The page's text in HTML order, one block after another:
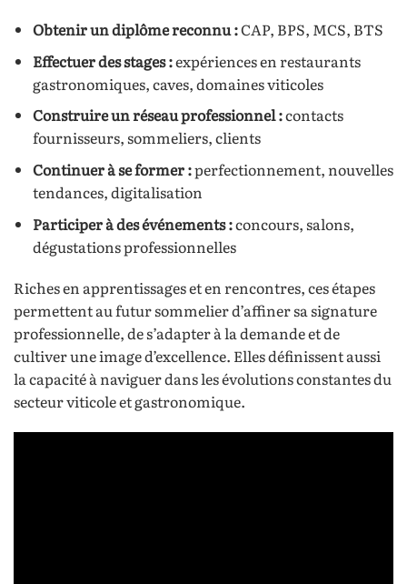
Obtenir un diplôme reconnu :CAP, BPS, MCS, BTS
Effectuer des stages :expériences en restaurants
gastronomiques, caves, domaines viticoles
Construire un réseau professionnel :contacts
fournisseurs, sommeliers, clients
Continuer à se former :perfectionnement, nouvelles
tendances, digitalisation
Participer à des événements :concours, salons,
dégustations professionnelles
Riches en apprentissages et en rencontres, ces étapes
permettent au futur sommelier d’affiner sa signature
professionnelle, de s’adapter à la demande et de
cultiver une image d’excellence. Elles définissent aussi
la capacité à naviguer dans les évolutions constantes du
secteur viticole et gastronomique.